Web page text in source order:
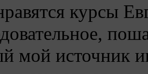
курсы
мой источник